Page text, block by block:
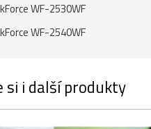
WF-2530WF
WF-2540WF
si i další produkty